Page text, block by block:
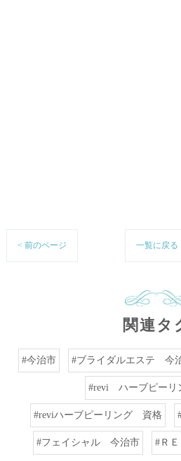
< 前のページ 一覧に戻る
関連タ
#今治市 #ブライダルエステ 今
#revi ハーブピー
#reviハーブピーリング 資格
#フェイシャル 今治市 #ＲＥ